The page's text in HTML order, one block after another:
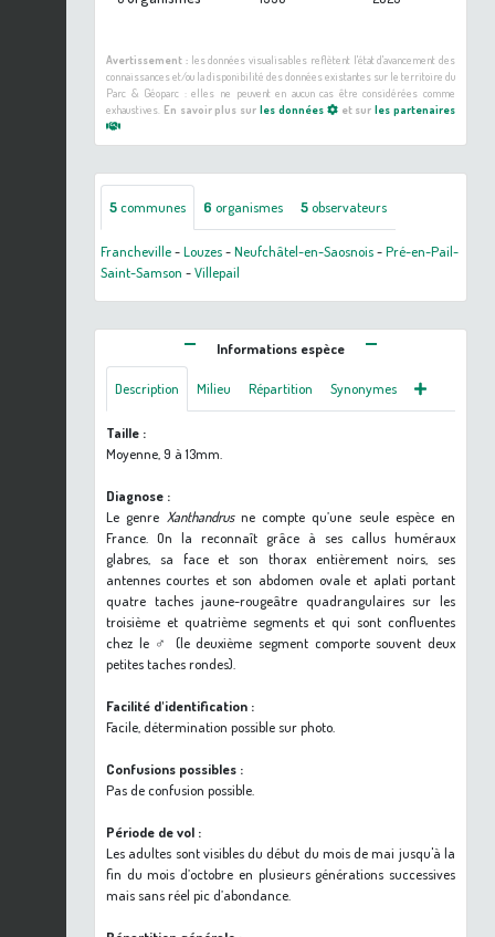
Avertissement :les données visualisables reflètent l'état d'avancement des
connaissances et/ou la disponibilité des données existantes sur le territoire du
Parc & Géoparc : elles ne peuvent en aucun cas être considérées comme
exhaustives. En savoir plus sur les données et surles partenaires
5communes 6 organismes 5observateurs
Francheville-Louzes-Neufchâtel-en-Saosnois-Pré-en-Pail-
Saint-Samson -Villepail
Informations espèce
Description Milieu Répartition Synonymes
Taille :
Moyenne, 9 à 13mm.
Diagnose :
Le genre Xanthandrus ne compte qu’une seule espèce en
France. On la reconnaît grâce à ses callus huméraux
glabres, sa face et son thorax entièrement noirs, ses
antennes courtes et son abdomen ovale et aplati portant
quatre taches jaune-rougeâtre quadrangulaires sur les
troisième et quatrième segments et qui sont confluentes
chez le ♂ (le deuxième segment comporte souvent deux
petites taches rondes).
Facilité d'identification :
Facile, détermination possible sur photo.
Confusions possibles :
Pas de confusion possible.
Période de vol :
Les adultes sont visibles du début du mois de mai jusqu'à la
fin du mois d’octobre en plusieurs générations successives
mais sans réel pic d’abondance.